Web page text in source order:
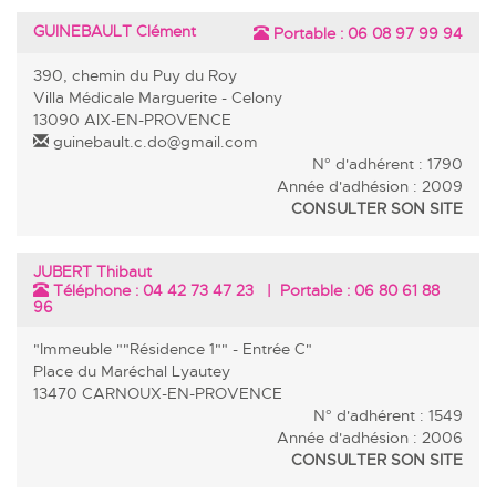
GUINEBAULT Clément Portable : 06 08 97 99 94
390, chemin du Puy du Roy
Villa Médicale Marguerite - Celony
13090 AIX-EN-PROVENCE
guinebault.c.do@gmail.com
N° d'adhérent : 1790
Année d'adhésion : 2009
CONSULTER SON SITE
JUBERT Thibaut
Téléphone : 04 42 73 47 23 | Portable : 06 80 61 88
96
"Immeuble ""Résidence 1"" - Entrée C"
Place du Maréchal Lyautey
13470 CARNOUX-EN-PROVENCE
N° d'adhérent : 1549
Année d'adhésion : 2006
CONSULTER SON SITE